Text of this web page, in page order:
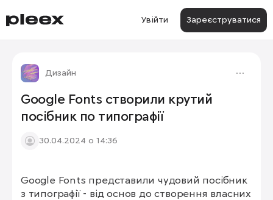
Увійти Зареєструватися
Дизайн
Google Fonts створили крутий
посібник по типографії
30.04.2024 о 14:36
Google Fonts представили чудовий посібник
з типографії - від основ до створення власних